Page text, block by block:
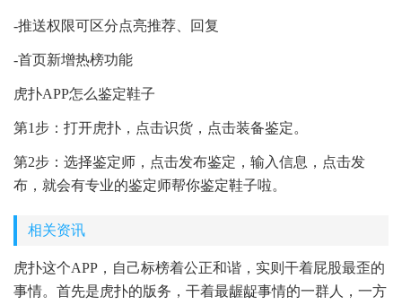
-推送权限可区分点亮推荐、回复
-首页新增热榜功能
虎扑APP怎么鉴定鞋子
第1步：打开虎扑，点击识货，点击装备鉴定。
第2步：选择鉴定师，点击发布鉴定，输入信息，点击发
布，就会有专业的鉴定师帮你鉴定鞋子啦。
相关资讯
虎扑这个APP，自己标榜着公正和谐，实则干着屁股最歪的
事情。首先是虎扑的版务，干着最龌龊事情的一群人，一方